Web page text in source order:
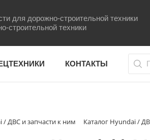
для дорожно-строительной техники
строительной техники
КОНТАКТЫ
/ ДВС и запчасти к ним Каталог Hyundai /